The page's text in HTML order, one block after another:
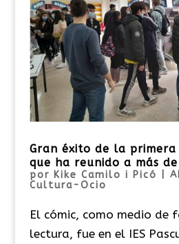
Gran éxito de la
que ha reunido a más
por Kike Camilo i Picó
Cultura-Ocio
El cómic, como medio de
lectura, fue en el IES